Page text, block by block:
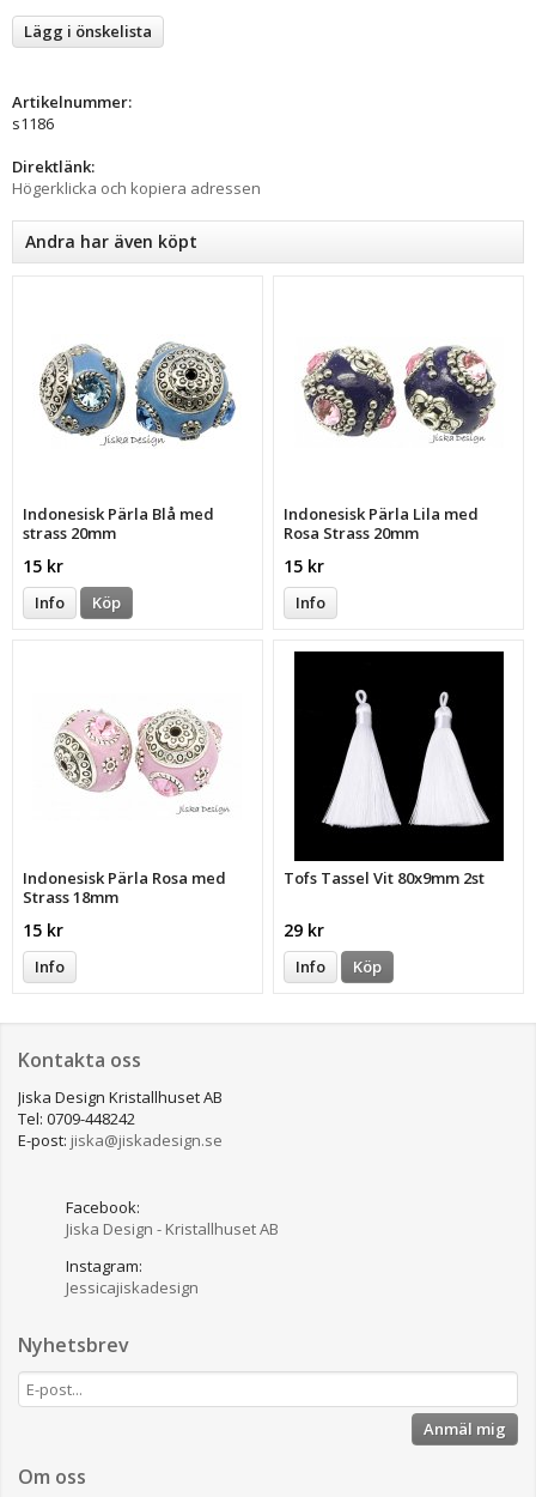
Lägg i önskelista
Artikelnummer:
s1186
Direktlänk:
Högerklicka och kopiera adressen
Andra har även köpt
Indonesisk Pärla Blå med
strass 20mm
15 kr
Info Köp
Indonesisk Pärla Lila med
Rosa Strass 20mm
15 kr
Info
Indonesisk Pärla Rosa med
Strass 18mm
15 kr
Info
Tofs Tassel Vit 80x9mm 2st
29 kr
Info Köp
Kontakta oss
Jiska Design Kristallhuset AB
Tel: 0709-448242
E-post: jiska@jiskadesign.se
Facebook:
Jiska Design - Kristallhuset AB
Instagram:
Jessicajiskadesign
Nyhetsbrev
Anmäl mig
Om oss